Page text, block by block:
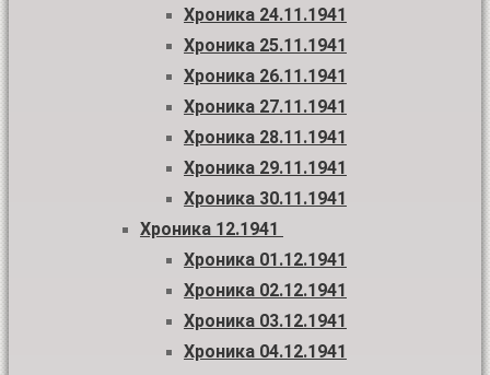
Хроника 24.11.1941
Хроника 25.11.1941
Хроника 26.11.1941
Хроника 27.11.1941
Хроника 28.11.1941
Хроника 29.11.1941
Хроника 30.11.1941
Хроника 12.1941
Хроника 01.12.1941
Хроника 02.12.1941
Хроника 03.12.1941
Хроника 04.12.1941